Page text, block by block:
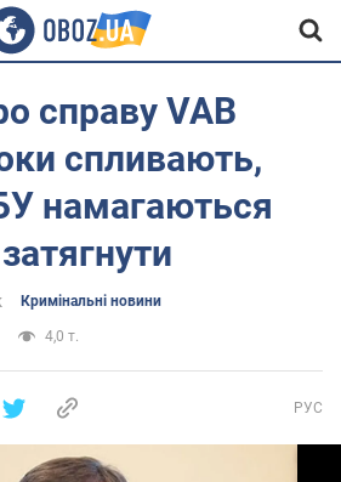
справу VAB
спливають,
намагаються
Кримінальні новини
4,0 т.
РУС